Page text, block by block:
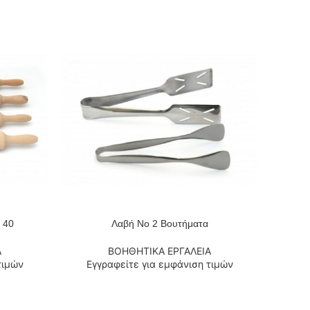
40 ΔΙΑΒΆΣΤΕ ΠΕΡΙΣΣΌΤΕΡΑ
Λαβή Νο 2 Βουτήματα
ΒΟΗΘΗΤΙΚΑ ΕΡΓΑΛΕΙΑ
Εγγραφείτε για εμφάνιση τιμών